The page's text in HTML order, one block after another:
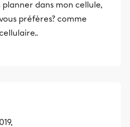
dans mon cellule,
préfères? comme